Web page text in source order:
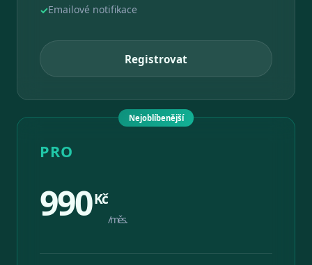
Emailové notifikace
Registrovat
Nejoblíbenější
PRO
990Kč
/měs.